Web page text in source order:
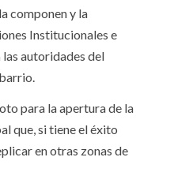
componen y la
Institucionales e
autoridades del
para la apertura de la
que, si tiene el éxito
en otras zonas de